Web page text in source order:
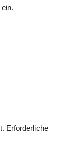
Erforderliche